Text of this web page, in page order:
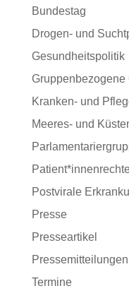
Bundestag
Drogen- und
Gesundheitspolitik
Kranken- und
Meeres- und
Postvirale
Presse
Presseartikel
Pressemitteilungen
Termine